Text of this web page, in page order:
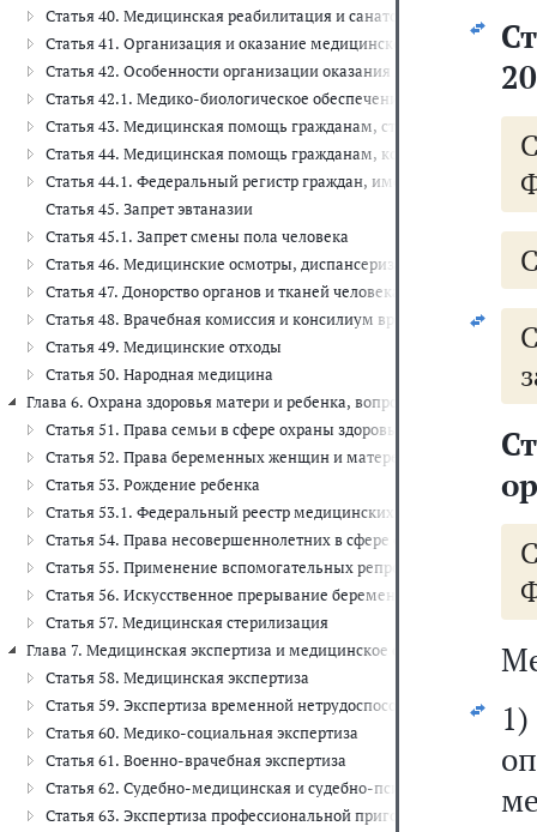
Статья 40. Медицинская реабилитация и санаторно-курортное
Статья 41. Организация и оказание медицинской помощи при
Статья 42. Особенности организации оказания медицинской
Статья 42.1. Медико-биологическое обеспечение спортсменов
Статья 43. Медицинская помощь гражданам, страдающим
Статья 44. Медицинская помощь гражданам, которым
Статья 44.1. Федеральный регистр граждан, имеющих право на
Статья 45. Запрет эвтаназии
Статья 45.1. Запрет смены пола человека
Статья 46. Медицинские осмотры, диспансеризация
Статья 47. Донорство органов и тканей человека и их
Статья 48. Врачебная комиссия и консилиум врачей
Статья 49. Медицинские отходы
Статья 50. Народная медицина
Глава 6. Охрана здоровья матери и ребенка, вопросы семьи и
Статья 51. Права семьи в сфере охраны здоровья
Статья 52. Права беременных женщин и матерей в сфере охраны
Статья 53. Рождение ребенка
Статья 53.1. Федеральный реестр медицинских документов о
Статья 54. Права несовершеннолетних в сфере охраны здоровья
Статья 55. Применение вспомогательных репродуктивных
Статья 56. Искусственное прерывание беременности
Статья 57. Медицинская стерилизация
Глава 7. Медицинская экспертиза и медицинское
Статья 58. Медицинская экспертиза
Статья 59. Экспертиза временной нетрудоспособности
Статья 60. Медико-социальная экспертиза
Статья 61. Военно-врачебная экспертиза
Статья 62. Судебно-медицинская и судебно-психиатрическая
Статья 63. Экспертиза профессиональной пригодности и